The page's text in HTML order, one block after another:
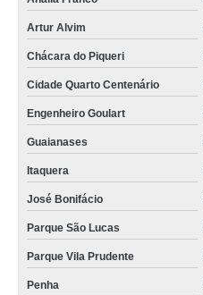
Artur Alvim
Chácara do Piqueri
Cidade Quarto Centenário
Engenheiro Goulart
Guaianases
Itaquera
José Bonifácio
Parque São Lucas
Parque Vila Prudente
Penha